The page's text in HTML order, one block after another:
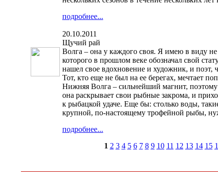
подробнее...
20.10.2011
Щучий рай
Волга – она у каждого своя. Я имею в виду не
которого в прошлом веке обозначал свой
нашел свое вдохновение и художник, и
Тот, кто еще не был на ее берегах, мечтает
Нижняя Волга – сильнейший магнит, поэтому
она раскрывает свои рыбные закрома, и
к рыбацкой удаче. Еще бы: столько воды,
крупной, по-настоящему трофейной рыбы,
подробнее...
1 2 3 4 5 6 7 8 9 10 11 12 13 14 15